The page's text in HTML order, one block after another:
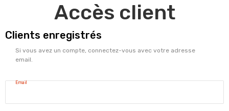
Accès client
Clients enregistrés
Si vous avez un compte, connectez-vous avec votre adresse
email.
Email